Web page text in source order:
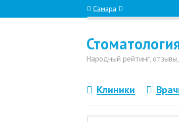
Самара
Народный рейтинг, отзывы
Клиники